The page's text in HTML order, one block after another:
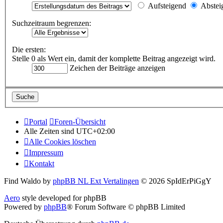
Aufsteigend
Suchzeitraum begrenzen:
Die ersten:
Stelle 0 als Wert ein, damit der komplette Beitrag angezeigt wird.
Zeichen der Beiträge anzeigen
Portal
Foren-Übersicht
Alle Zeiten sind UTC+02:00
Alle Cookies löschen
Impressum
Kontakt
Find Waldo by phpBB NL Ext Vertalingen © 2026 SpIdErPiGgY
Aero style developed for phpBB
Powered by phpBB® Forum Software © phpBB Limited